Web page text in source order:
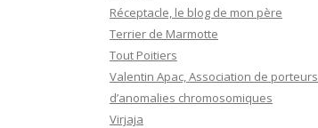
Réceptacle, le blog de mon père
Terrier de Marmotte
Tout Poitiers
Valentin Apac, Association de porteurs
d’anomalies chromosomiques
Virjaja